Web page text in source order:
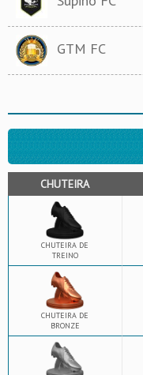
GTM FC
CHUTEIRA
CHUTEIRA DE
TREINO
CHUTEIRA DE
BRONZE